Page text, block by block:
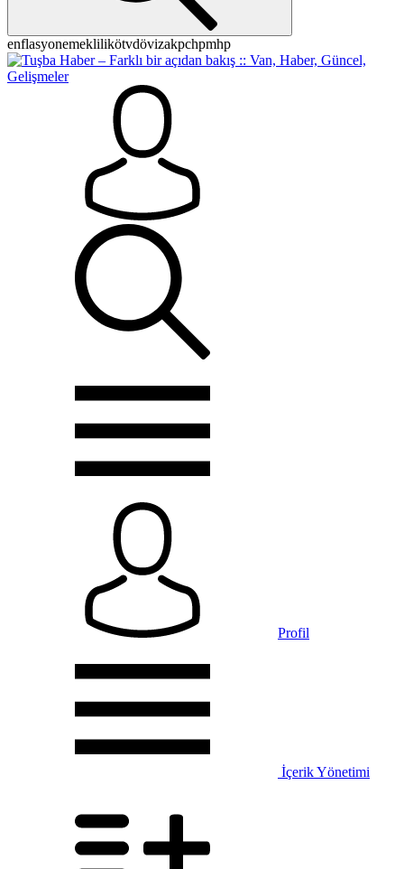
enflasyonemeklilikötvdövizakpchpmhp
Profil
İçerik Yönetimi